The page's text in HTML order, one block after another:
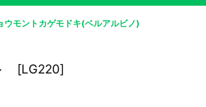
ウモントカゲモドキ(ベルアルビノ)
[LG220]